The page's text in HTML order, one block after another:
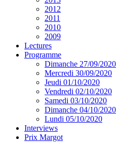
2012
2011
2010
2009
Lectures
Programme
Dimanche 27/09/2020
Mercredi 30/09/2020
Jeudi 01/10/2020
Vendredi 02/10/2020
Samedi 03/10/2020
Dimanche 04/10/2020
Lundi 05/10/2020
Interviews
Prix Margot